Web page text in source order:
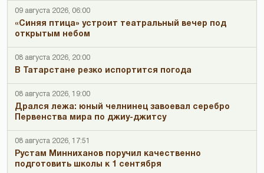
09 августа 2026, 06:00
«Синяя птица» устроит театральный вечер под
открытым небом
08 августа 2026, 20:00
В Татарстане резко испортится погода
08 августа 2026, 19:00
Дрался лежа: юный челнинец завоевал серебро
Первенства мира по джиу-джитсу
08 августа 2026, 17:51
Рустам Минниханов поручил качественно
подготовить школы к 1 сентября